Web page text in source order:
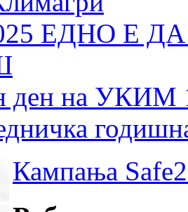
ЕДНО Е
ден на УКИМ
Кампања